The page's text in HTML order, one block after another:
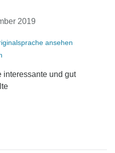
2019
ansehen
interessante und gut